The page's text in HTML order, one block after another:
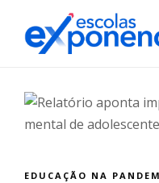
EDUCAÇÃO NA